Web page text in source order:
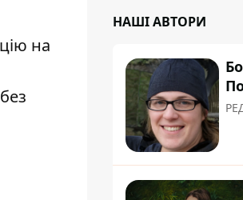
на
НАШІ АВТОРИ